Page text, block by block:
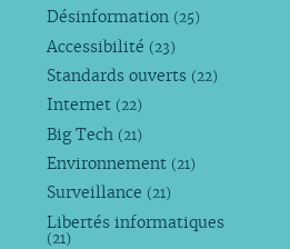
Désinformation (25)
Accessibilité (23)
Standards ouverts (22)
Internet (22)
Big Tech (21)
Environnement (21)
Surveillance (21)
Libertés informatiques
(21)